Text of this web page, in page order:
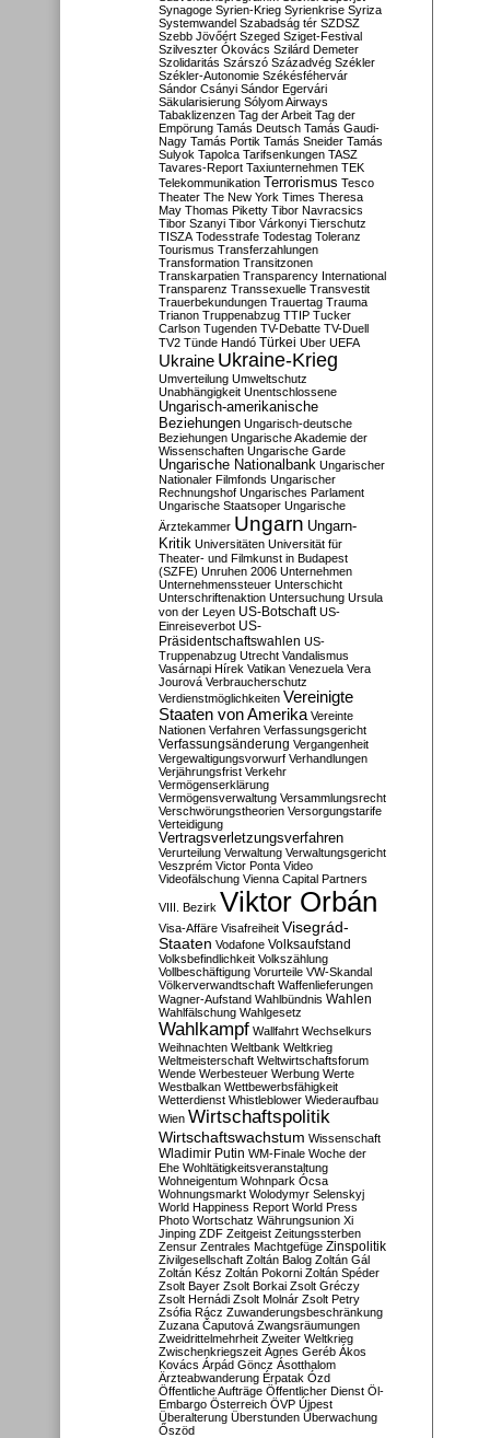
Synagoge Syrien-Krieg Syrienkrise Syriza
Systemwandel Szabadság tér SZDSZ
Szebb Jövőért Szeged Sziget-Festival
Szilveszter Ókovács Szilárd Demeter
Szolidaritás Szárszó Századvég Székler
Székler-Autonomie Székésféhervár
Sándor Csányi Sándor Egervári
Säkularisierung Sólyom Airways
Tabaklizenzen Tag der Arbeit Tag der
Empörung Tamás Deutsch Tamás Gaudi-
Nagy Tamás Portik Tamás Sneider Tamás
Sulyok Tapolca Tarifsenkungen TASZ
Tavares-Report Taxiunternehmen TEK
Telekommunikation Terrorismus Tesco
Theater The New York Times Theresa
May Thomas Piketty Tibor Navracsics
Tibor Szanyi Tibor Várkonyi Tierschutz
TISZA Todesstrafe Todestag Toleranz
Tourismus Transferzahlungen
Transformation Transitzonen
Transkarpatien Transparency International
Transparenz Transsexuelle Transvestit
Trauerbekundungen Trauertag Trauma
Trianon Truppenabzug TTIP Tucker
Carlson Tugenden TV-Debatte TV-Duell
TV2 Tünde Handó Türkei Uber UEFA
Ukraine Ukraine-Krieg
Umverteilung Umweltschutz
Unabhängigkeit Unentschlossene
Ungarisch-amerikanische
Beziehungen Ungarisch-deutsche
Beziehungen Ungarische Akademie der
Wissenschaften Ungarische Garde
Ungarische Nationalbank Ungarischer
Nationaler Filmfonds Ungarischer
Rechnungshof Ungarisches Parlament
Ungarische Staatsoper Ungarische
Ärztekammer Ungarn Ungarn-
Kritik Universitäten Universität für
Theater- und Filmkunst in Budapest
(SZFE) Unruhen 2006 Unternehmen
Unternehmenssteuer Unterschicht
Unterschriftenaktion Untersuchung Ursula
von der Leyen US-Botschaft US-
Einreiseverbot US-
Präsidentschaftswahlen US-
Truppenabzug Utrecht Vandalismus
Vasárnapi Hírek Vatikan Venezuela Vera
Jourová Verbraucherschutz
Verdienstmöglichkeiten Vereinigte
Staaten von Amerika Vereinte
Nationen Verfahren Verfassungsgericht
Verfassungsänderung Vergangenheit
Vergewaltigungsvorwurf Verhandlungen
Verjährungsfrist Verkehr
Vermögenserklärung
Vermögensverwaltung Versammlungsrecht
Verschwörungstheorien Versorgungstarife
Verteidigung
Vertragsverletzungsverfahren
Verurteilung Verwaltung Verwaltungsgericht
Veszprém Victor Ponta Video
Videofälschung Vienna Capital Partners
VIII. Bezirk Viktor Orbán
Visa-Affäre Visafreiheit Visegrád-
Staaten Vodafone Volksaufstand
Volksbefindlichkeit Volkszählung
Vollbeschäftigung Vorurteile VW-Skandal
Völkerverwandtschaft Waffenlieferungen
Wagner-Aufstand Wahlbündnis Wahlen
Wahlfälschung Wahlgesetz
Wahlkampf Wallfahrt Wechselkurs
Weihnachten Weltbank Weltkrieg
Weltmeisterschaft Weltwirtschaftsforum
Wende Werbesteuer Werbung Werte
Westbalkan Wettbewerbsfähigkeit
Wetterdienst Whistleblower Wiederaufbau
Wien Wirtschaftspolitik
Wirtschaftswachstum Wissenschaft
Wladimir Putin WM-Finale Woche der
Ehe Wohltätigkeitsveranstaltung
Wohneigentum Wohnpark Ócsa
Wohnungsmarkt Wolodymyr Selenskyj
World Happiness Report World Press
Photo Wortschatz Währungsunion Xi
Jinping ZDF Zeitgeist Zeitungssterben
Zensur Zentrales Machtgefüge Zinspolitik
Zivilgesellschaft Zoltán Balog Zoltán Gál
Zoltán Kész Zoltán Pokorni Zoltán Spéder
Zsolt Bayer Zsolt Borkai Zsolt Gréczy
Zsolt Hernádi Zsolt Molnár Zsolt Petry
Zsófia Rácz Zuwanderungsbeschränkung
Zuzana Čaputová Zwangsräumungen
Zweidrittelmehrheit Zweiter Weltkrieg
Zwischenkriegszeit Ágnes Geréb Ákos
Kovács Árpád Göncz Ásotthalom
Ärzteabwanderung Érpatak Ózd
Öffentliche Aufträge Öffentlicher Dienst Öl-
Embargo Österreich ÖVP Újpest
Überalterung Überstunden Überwachung
Őszöd